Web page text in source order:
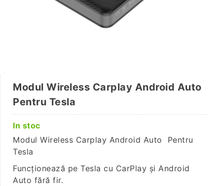
Modul Wireless Carplay Android Auto
Pentru Tesla
In stoc
Modul Wireless Carplay Android Auto Pentru
Tesla
Funcționează pe Tesla cu CarPlay și Android
Auto fără fir.